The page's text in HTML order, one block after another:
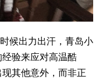
候出力出汗，青岛小
验来应对高温酷
其他意外，而非正